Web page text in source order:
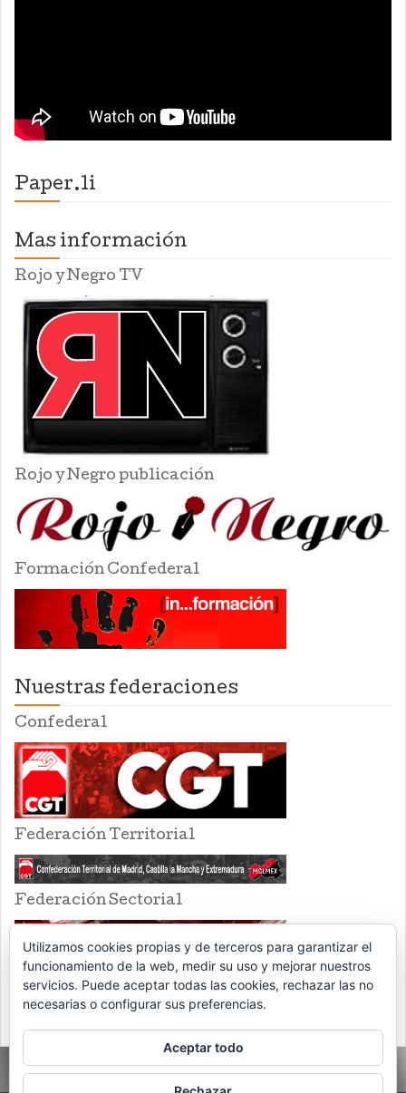
Paper.li
Mas información
Rojo y Negro TV
Rojo y Negro publicación
Formación Confederal
Nuestras federaciones
Confederal
Federación Territorial
Federación Sectorial
Utilizamos cookies propias y de terceros para garantizar el
funcionamiento de la web, medir su uso y mejorar nuestros
servicios. Puede aceptar todas las cookies, rechazar las no
necesarias o configurar sus preferencias.
Aceptar todo